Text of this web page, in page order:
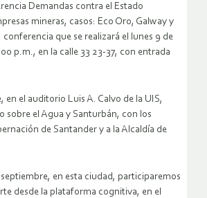
Demandas contra el Estado
mineras, casos: Eco Oro, Galway y
conferencia que se realizará el lunes 9 de
p.m., en la calle 33 23-37, con entrada
en el auditorio Luis A. Calvo de la UIS,
sobre el Agua y Santurbán, con los
de Santander y a la Alcaldía de
septiembre, en esta ciudad, participaremos
desde la plataforma cognitiva, en el